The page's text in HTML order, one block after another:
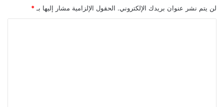
لن يتم نشر عنوان بريدك الإلكتروني. الحقول الإلزامية مشار إليها بـ *